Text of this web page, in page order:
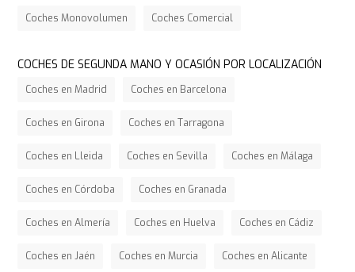
Coches Monovolumen Coches Comercial
COCHES DE SEGUNDA MANO Y OCASIÓN POR LOCALIZACIÓN
Coches en Madrid Coches en Barcelona
Coches en Girona Coches en Tarragona
Coches en Lleida Coches en Sevilla Coches en Málaga
Coches en Córdoba Coches en Granada
Coches en Almería Coches en Huelva Coches en Cádiz
Coches en Jaén Coches en Murcia Coches en Alicante